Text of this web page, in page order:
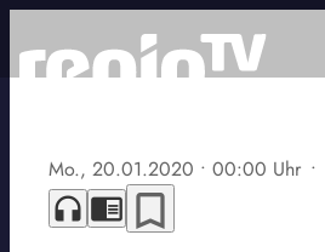
Mo., 20.01.2020 • 00:00 Uhr •
headphones chrome_reader_mode bookmark_border